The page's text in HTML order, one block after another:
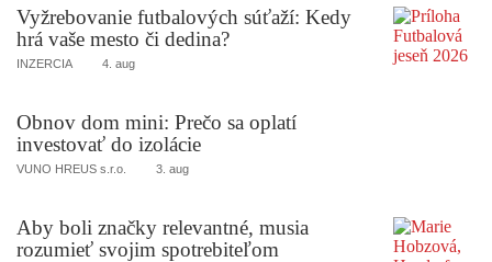
Vyžrebovanie futbalových súťaží: Kedy
hrá vaše mesto či dedina?
INZERCIA 4. aug
Obnov dom mini: Prečo sa oplatí
investovať do izolácie
VUNO HREUS s.r.o. 3. aug
Aby boli značky relevantné, musia
rozumieť svojim spotrebiteľom